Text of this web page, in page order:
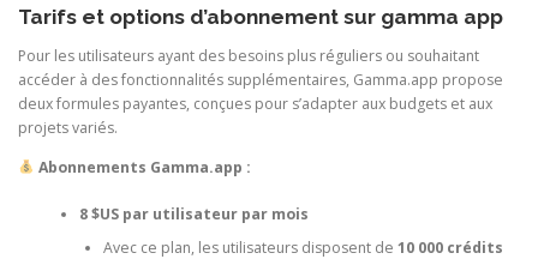
Tarifs et options d’abonnement sur gamma app
Pour les utilisateurs ayant des besoins plus réguliers ou souhaitant
accéder à des fonctionnalités supplémentaires, Gamma.app propose
deux formules payantes, conçues pour s’adapter aux budgets et aux
projets variés.
Abonnements Gamma.app :
8 $US par utilisateur par mois
Avec ce plan, les utilisateurs disposent de 10 000 crédits